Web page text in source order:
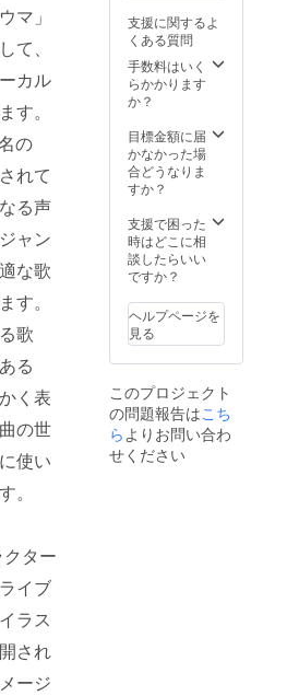
マ」
て、
カル
す。
の
れて
る声
ャン
な歌
す。
歌
る
く表
の世
使い
。
ター
イブ
ラス
され
ージ
た。推論の
度に音声が
変化、品
質・処理速
度も変更可
能になるな
ど機能面で
もパワー
おります。
本ソフトの
名称はまだ
聞いたこと
のないよう
ジャンルを
開拓してほ
しいという
思いを込め
支援に関するよ
くある質問
手数料はいく
らかかります
か？
目標金額に届
かなかった場
合どうなりま
すか？
支援で困った
時はどこに相
談したらいい
ですか？
ヘルプページを
見る
このプロジェクト
の問題報告はこち
らよりお問い合わ
せください